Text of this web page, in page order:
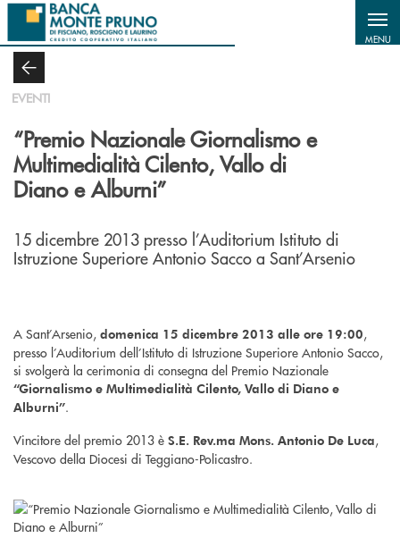
Salta al contenuto principale
MENU
EVENTI
“Premio Nazionale Giornalismo e
Multimedialità Cilento, Vallo di
Diano e Alburni”
15 dicembre 2013 presso l’Auditorium Istituto di
Istruzione Superiore Antonio Sacco a Sant’Arsenio
A Sant’Arsenio, domenica 15 dicembre 2013 alle ore 19:00,
presso l’Auditorium dell’Istituto di Istruzione Superiore Antonio Sacco,
si svolgerà la cerimonia di consegna del Premio Nazionale
“Giornalismo e Multimedialità Cilento, Vallo di Diano e
Alburni”.
Vincitore del premio 2013 è S.E. Rev.ma Mons. Antonio De Luca,
Vescovo della Diocesi di Teggiano-Policastro.